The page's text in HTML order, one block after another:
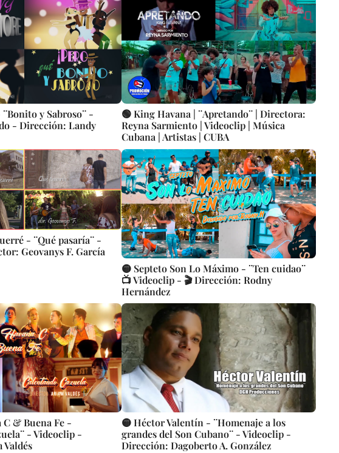
y Sabroso¨ -
- Dirección: Landy
🟢 King Havana | ¨Apretando¨ | Directora:
Reyna Sarmiento | Videoclip | Música
Cubana | Artistas | CUBA
- ¨Qué pasaría¨ -
Geovanys F. García
🟡 Septeto Son Lo Máximo - ¨Ten cuidao¨
📺 Videoclip - 🎬 Dirección: Rodny
Hernández
C & Buena Fe -
- Videoclip -
🟡 Héctor Valentín - ¨Homenaje a los
grandes del Son Cubano¨ - Videoclip -
Dirección: Dagoberto A. González